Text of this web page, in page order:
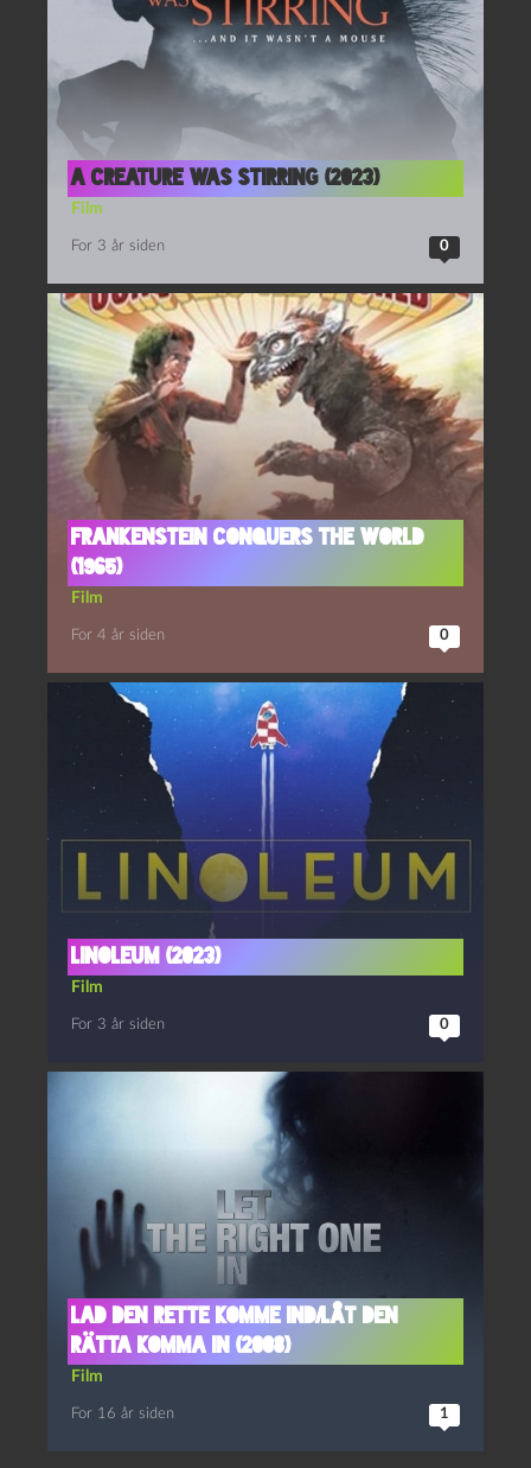
A creature was stirring (2023)
Film
For 3 år siden 0
Frankenstein conquers the world
(1965)
Film
For 4 år siden 0
Linoleum (2023)
Film
For 3 år siden 0
Lad den rette komme ind/Låt den
rätta komma in (2008)
Film
For 16 år siden 1